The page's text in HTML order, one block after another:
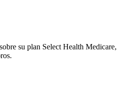
su plan Select Health Medicare,